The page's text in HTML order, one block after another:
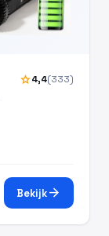
star4,4(333)
Bekijkarrow_forward